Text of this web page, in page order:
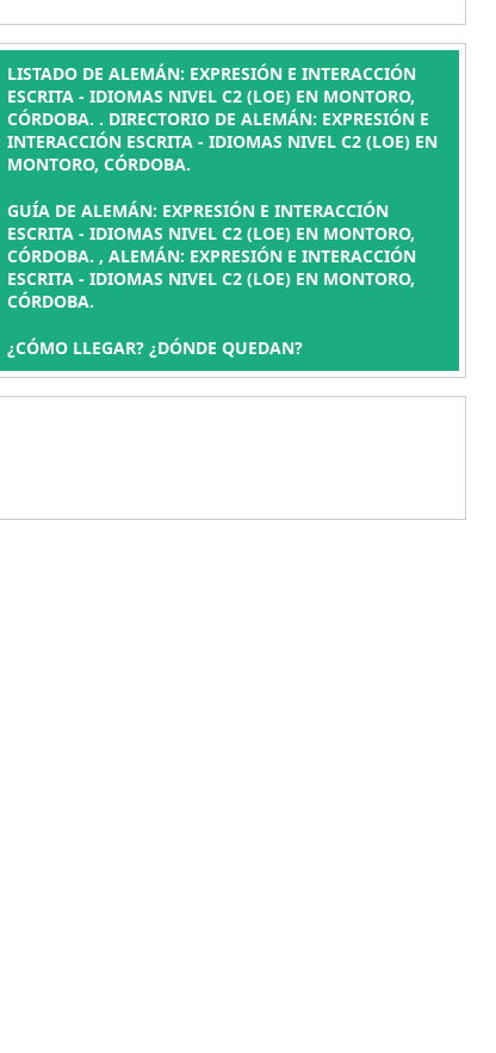
LISTADO DE ALEMÁN: EXPRESIÓN E INTERACCIÓN
ESCRITA - IDIOMAS NIVEL C2 (LOE) EN MONTORO,
CÓRDOBA. . DIRECTORIO DE ALEMÁN: EXPRESIÓN E
INTERACCIÓN ESCRITA - IDIOMAS NIVEL C2 (LOE) EN
MONTORO, CÓRDOBA.
GUÍA DE ALEMÁN: EXPRESIÓN E INTERACCIÓN
ESCRITA - IDIOMAS NIVEL C2 (LOE) EN MONTORO,
CÓRDOBA. , ALEMÁN: EXPRESIÓN E INTERACCIÓN
ESCRITA - IDIOMAS NIVEL C2 (LOE) EN MONTORO,
CÓRDOBA.
¿CÓMO LLEGAR? ¿DÓNDE QUEDAN?